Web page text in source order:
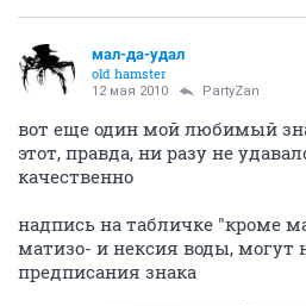
мал-да-удал
old hamster
12 мая 2010 PartyZan
вот еще один мой любимый
этот, правда, ни разу не
качественно
надпись на табличке "кроме
матизо- и нексия воды, могут
предписания знака